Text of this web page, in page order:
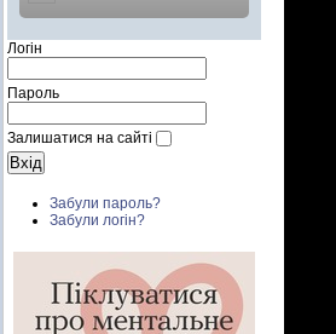
Логін
Пароль
Залишатися на сайті
Забули пароль?
Забули логін?